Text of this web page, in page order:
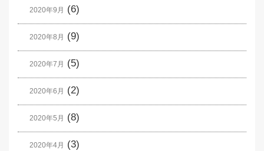
2020年9月 (6)
2020年8月 (9)
2020年7月 (5)
2020年6月 (2)
2020年5月 (8)
2020年4月 (3)